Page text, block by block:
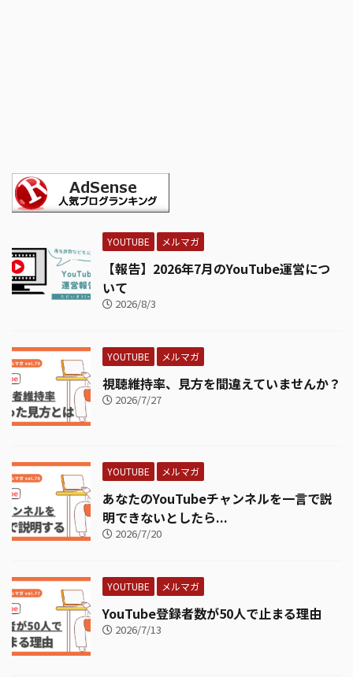
YOUTUBE メルマガ
【報告】2026年7月のYouTube運営につ
いて
2026/8/3
YOUTUBE メルマガ
視聴維持率、見方を間違えていませんか？
2026/7/27
YOUTUBE メルマガ
あなたのYouTubeチャンネルを一言で説
明できないとしたら...
2026/7/20
YOUTUBE メルマガ
YouTube登録者数が50人で止まる理由
2026/7/13